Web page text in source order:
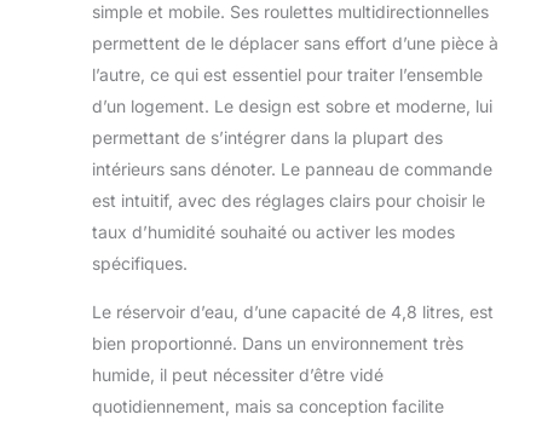
simple et mobile. Ses roulettes multidirectionnelles
permettent de le déplacer sans effort d’une pièce à
l’autre, ce qui est essentiel pour traiter l’ensemble
d’un logement. Le design est sobre et moderne, lui
permettant de s’intégrer dans la plupart des
intérieurs sans dénoter. Le panneau de commande
est intuitif, avec des réglages clairs pour choisir le
taux d’humidité souhaité ou activer les modes
spécifiques.
Le réservoir d’eau, d’une capacité de 4,8 litres, est
bien proportionné. Dans un environnement très
humide, il peut nécessiter d’être vidé
quotidiennement, mais sa conception facilite